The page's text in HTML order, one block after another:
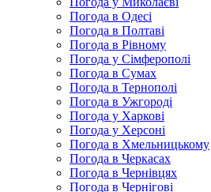
Погода в Одесі
Погода в Полтаві
Погода в Рівному
Погода у Сімферополі
Погода в Сумах
Погода в Тернополі
Погода в Ужгороді
Погода у Харкові
Погода у Херсоні
Погода в Хмельницькому
Погода в Черкасах
Погода в Чернівцях
Погода в Чернігові